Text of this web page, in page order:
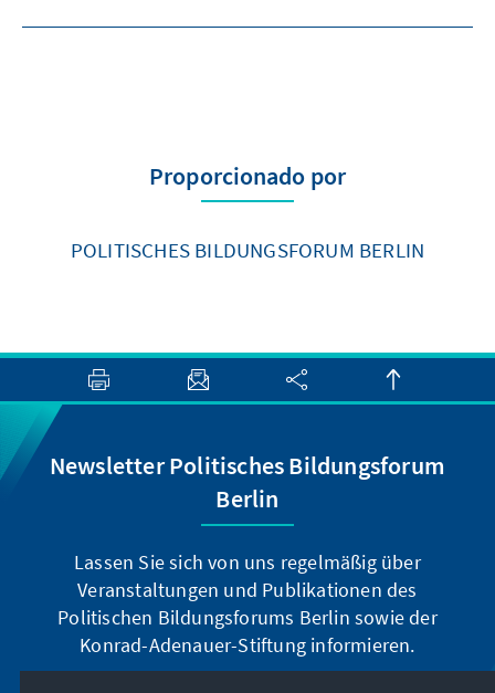
Proporcionado por
POLITISCHES BILDUNGSFORUM BERLIN
Newsletter Politisches Bildungsforum
Berlin
Lassen Sie sich von uns regelmäßig über
Veranstaltungen und Publikationen des
Politischen Bildungsforums Berlin sowie der
Konrad-Adenauer-Stiftung informieren.